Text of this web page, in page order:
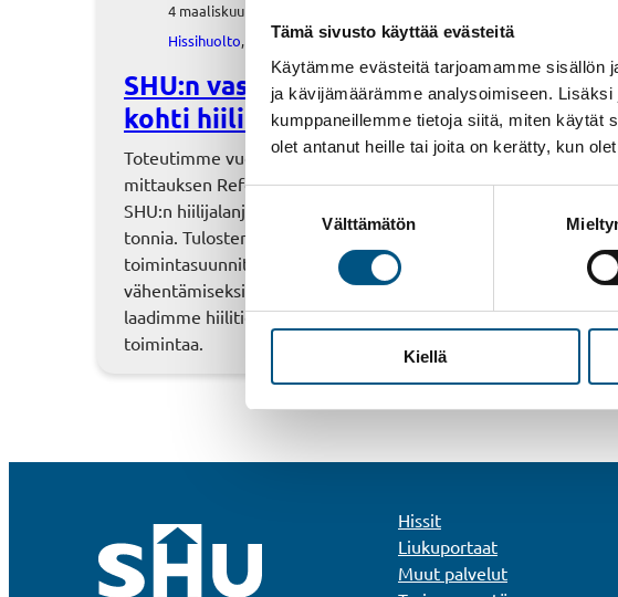
Tämä sivusto käyttää evästeitä
Käytämme evästeitä tarjoamamme sisällön
ja kävijämäärämme analysoimiseen.
kumppaneillemme tietoja siitä, miten käytät
olet antanut heille tai joita on kerätty, kun
Välttämätön
Kiellä
4 maaliskuun, 2022
Hissihuolto, Uutinen
SHU:n vastuulliset askeleet
kohti hiilineutraaliutta
Toteutimme vuonna 2021 CO2-päästöjen
mittauksen Reforest Finland Oy:n kanssa ja
SHU:n hiilijalanjälki vuodelta 2020 on 278 CO2e
tonnia. Tulosten pohjalta teimme
toimintasuunnitelman päästöjen
vähentämiseksi ja kompensoimiseksi sekä
laadimme hiilitiekartan kohti hiilineutraalia
toimintaa.
Hissit
Liukuportaat
Muut palvelut